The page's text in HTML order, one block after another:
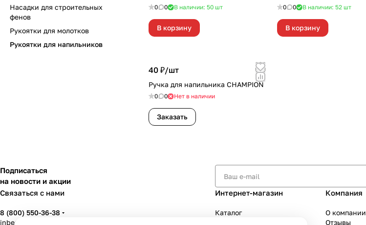
0 0 В наличии: 50 шт
В корзину
0 0 В наличии: 52 шт
В корзину
40 ₽/шт
Ручка для напильника CHAMPION
0 0 Нет в наличии
Заказать
Насадки для строительных
фенов
Рукоятки для молотков
Рукоятки для напильников
Подписаться
на новости и акции
Связаться с нами
8 (800) 550-36-38
inbenzo35@list.ru
Интернет-магазин
Каталог
Компания
О компании
Отзывы